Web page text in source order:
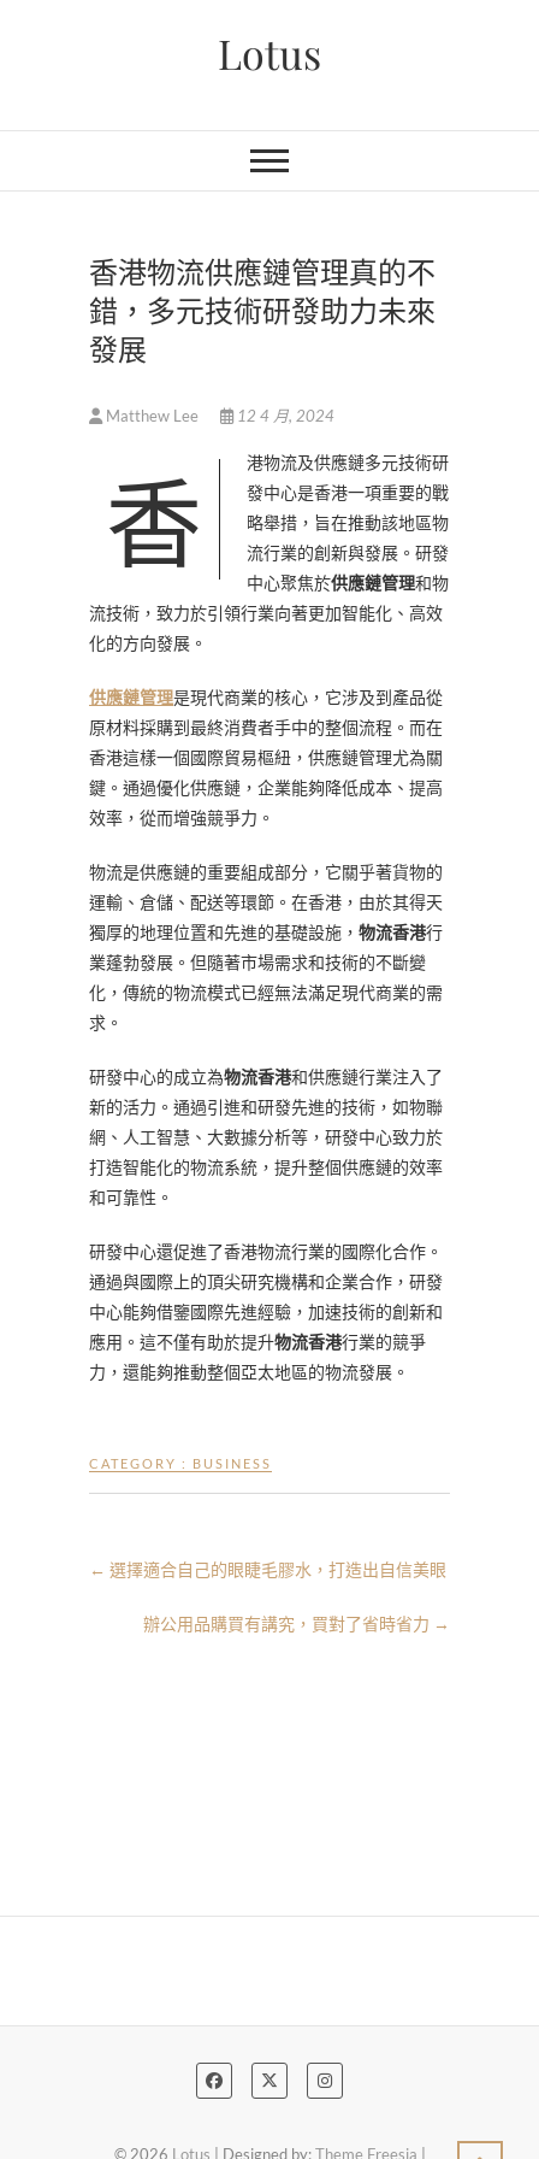
Lotus
香港物流供應鏈管理真的不
錯，多元技術研發助力未來
發展
Matthew Lee 12 4 月, 2024
香港物流及供應鏈多元技術研
發中心是香港一項重要的戰
略舉措，旨在推動該地區物
流行業的創新與發展。研發
中心聚焦於供應鏈管理和物
流技術，致力於引領行業向著更加智能化、高效
化的方向發展。
供應鏈管理是現代商業的核心，它涉及到產品從
原材料採購到最終消費者手中的整個流程。而在
香港這樣一個國際貿易樞紐，供應鏈管理尤為關
鍵。通過優化供應鏈，企業能夠降低成本、提高
效率，從而增強競爭力。
物流是供應鏈的重要組成部分，它關乎著貨物的
運輸、倉儲、配送等環節。在香港，由於其得天
獨厚的地理位置和先進的基礎設施， 物流香港行
業蓬勃發展。但隨著市場需求和技術的不斷變
化，傳統的物流模式已經無法滿足現代商業的需
求。
研發中心的成立為物流香港和供應鏈行業注入了
新的活力。通過引進和研發先進的技術，如物聯
網、人工智慧、大數據分析等，研發中心致力於
打造智能化的物流系統，提升整個供應鏈的效率
和可靠性。
研發中心還促進了香港物流行業的國際化合作。
通過與國際上的頂尖研究機構和企業合作，研發
中心能夠借鑒國際先進經驗，加速技術的創新和
應用。這不僅有助於提升物流香港行業的競爭
力，還能夠推動整個亞太地區的物流發展。
CATEGORY : BUSINESS
← 選擇適合自己的眼睫毛膠水，打造出自信美眼
辦公用品購買有講究，買對了省時省力 →
© 2026 Lotus | Designed by:Theme Freesia